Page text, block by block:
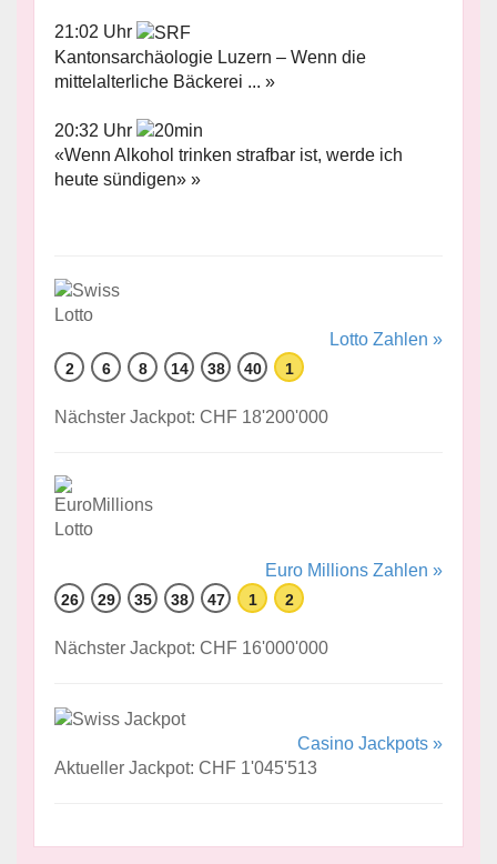
21:02 Uhr
Kantonsarchäologie Luzern – Wenn die
mittelalterliche Bäckerei ... »
20:32 Uhr
«Wenn Alkohol trinken strafbar ist, werde ich
heute sündigen» »
Lotto Zahlen »
2 6 8 14 38 40 1
Nächster Jackpot: CHF 18'200'000
Euro Millions Zahlen »
26 29 35 38 47 1 2
Nächster Jackpot: CHF 16'000'000
Casino Jackpots »
Aktueller Jackpot: CHF 1'045'513